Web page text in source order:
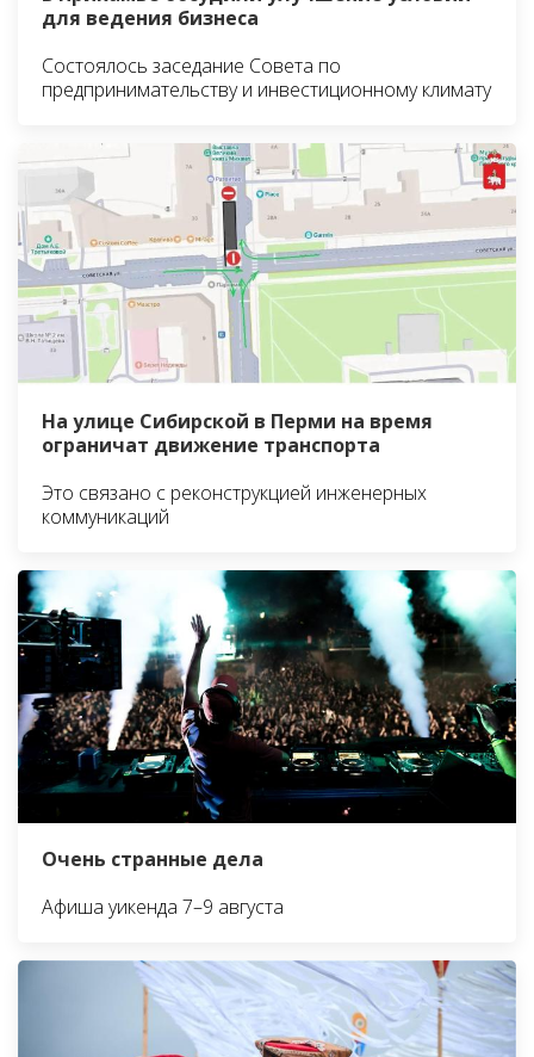
для ведения бизнеса
Состоялось заседание Совета по
предпринимательству и инвестиционному климату
На улице Сибирской в Перми на время
ограничат движение транспорта
Это связано с реконструкцией инженерных
коммуникаций
Очень странные дела
Афиша уикенда 7–9 августа